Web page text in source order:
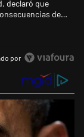
declaró que
de
por